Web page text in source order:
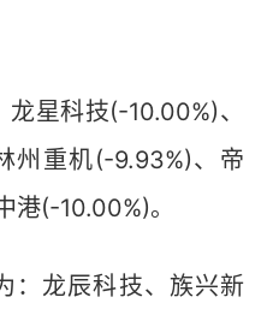
星科技(-10.00%)、
州重机(-9.93%)、帝
港(-10.00%)。
龙辰科技、族兴新